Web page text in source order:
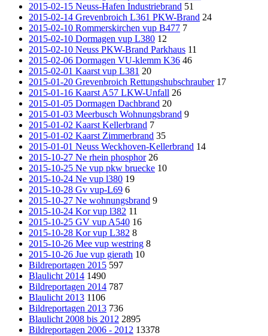
2015-02-15 Neuss-Hafen Industriebrand 51
2015-02-14 Grevenbroich L361 PKW-Brand 24
2015-02-10 Rommerskirchen vup B477 7
2015-02-10 Dormagen vup L380 12
2015-02-10 Neuss PKW-Brand Parkhaus 11
2015-02-06 Dormagen VU-klemm K36 46
2015-02-01 Kaarst vup L381 20
2015-01-20 Grevenbroich Rettungshubschrauber 17
2015-01-16 Kaarst A57 LKW-Unfall 26
2015-01-05 Dormagen Dachbrand 20
2015-01-03 Meerbusch Wohnungsbrand 9
2015-01-02 Kaarst Kellerbrand 7
2015-01-02 Kaarst Zimmerbrand 35
2015-01-01 Neuss Weckhoven-Kellerbrand 14
2015-10-27 Ne rhein phosphor 26
2015-10-25 Ne vup pkw bruecke 10
2015-10-24 Ne vup l380 19
2015-10-28 Gv vup-L69 6
2015-10-27 Ne wohnungsbrand 9
2015-10-24 Kor vup l382 11
2015-10-25 GV vup A540 16
2015-10-28 Kor vup L382 8
2015-10-26 Mee vup westring 8
2015-10-26 Jue vup gierath 10
Bildreportagen 2015 597
Blaulicht 2014 1490
Bildreportagen 2014 787
Blaulicht 2013 1106
Bildreportagen 2013 736
Blaulicht 2008 bis 2012 2895
Bildreportagen 2006 - 2012 13378